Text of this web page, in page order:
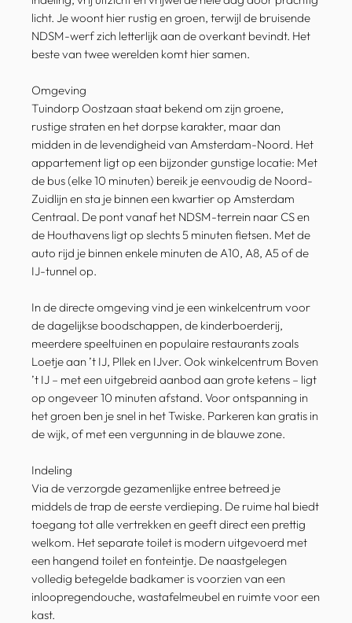
licht. Je woont hier rustig en groen, terwijl de bruisende
NDSM-werf zich letterlijk aan de overkant bevindt. Het
beste van twee werelden komt hier samen.
Omgeving
Tuindorp Oostzaan staat bekend om zijn groene,
rustige straten en het dorpse karakter, maar dan
midden in de levendigheid van Amsterdam-Noord. Het
appartement ligt op een bijzonder gunstige locatie: Met
de bus (elke 10 minuten) bereik je eenvoudig de Noord-
Zuidlijn en sta je binnen een kwartier op Amsterdam
Centraal. De pont vanaf het NDSM-terrein naar CS en
de Houthavens ligt op slechts 5 minuten fietsen. Met de
auto rijd je binnen enkele minuten de A10, A8, A5 of de
IJ-tunnel op.
In de directe omgeving vind je een winkelcentrum voor
de dagelijkse boodschappen, de kinderboerderij,
meerdere speeltuinen en populaire restaurants zoals
Loetje aan ’t IJ, Pllek en IJver. Ook winkelcentrum Boven
’t IJ – met een uitgebreid aanbod aan grote ketens – ligt
op ongeveer 10 minuten afstand. Voor ontspanning in
het groen ben je snel in het Twiske. Parkeren kan gratis in
de wijk, of met een vergunning in de blauwe zone.
Indeling
Via de verzorgde gezamenlijke entree betreed je
middels de trap de eerste verdieping. De ruime hal biedt
toegang tot alle vertrekken en geeft direct een prettig
welkom. Het separate toilet is modern uitgevoerd met
een hangend toilet en fonteintje. De naastgelegen
volledig betegelde badkamer is voorzien van een
inloopregendouche, wastafelmeubel en ruimte voor een
kast.